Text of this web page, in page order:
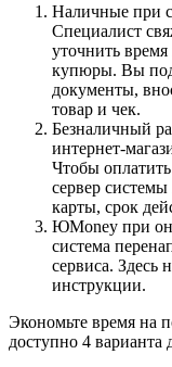
Наличные при
Специалист
уточнить
купюры. Вы
документы,
товар и чек.
Безналичный
интернет-
Чтобы
сервер
карты, срок
ЮMoney при
система
сервиса. Здесь
инструкции.
Экономьте время на
доступно 4 варианта